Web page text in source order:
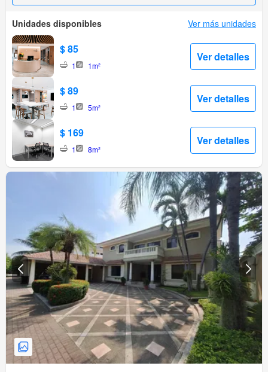
Unidades disponibles Ver más unidades
$ 85
1 1m²
Ver detalles
$ 89
1 5m²
Ver detalles
$ 169
1 8m²
Ver detalles